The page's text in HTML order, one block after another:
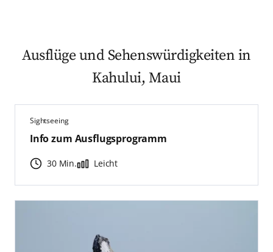
Ausflüge und Sehenswürdigkeiten in
Kahului, Maui
Sightseeing
Info zum Ausflugsprogramm
30 Min. Leicht